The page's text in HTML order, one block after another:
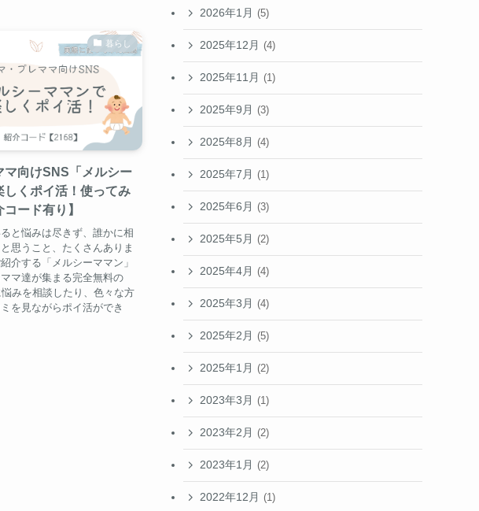
暮らし
マ向けSNS「メルシー
しくポイ活！使ってみ
ード有り】
と悩みは尽きず、誰かに相
思うこと、たくさんありま
介する「メルシーママン」
マ達が集まる完全無料の
みを相談したり、色々な方
を見ながらポイ活ができ
2026年1月 (5)
2025年12月 (4)
2025年11月 (1)
2025年9月 (3)
2025年8月 (4)
2025年7月 (1)
2025年6月 (3)
2025年5月 (2)
2025年4月 (4)
2025年3月 (4)
2025年2月 (5)
2025年1月 (2)
2023年3月 (1)
2023年2月 (2)
2023年1月 (2)
2022年12月 (1)